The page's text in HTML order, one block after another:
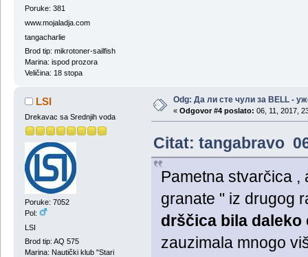
Poruke: 381
www.mojaladja.com
tangacharlie
Brod tip: mikrotoner-sailfish
Marina: ispod prozora
Veličina: 18 stopa
LSI
Drekavac sa Srednjih voda
Poruke: 7052
Pol:
LSI
Brod tip: AQ 575
Marina: Nautički klub "Stari
Odg: Да ли сте чули за BELL -
« Odgovor #4 poslato: 06, 11, 2017,
Citat: tangabravo
Pametna stvarčica ,
granate " iz drugog
drščica bila daleko
zauzimala mnogo